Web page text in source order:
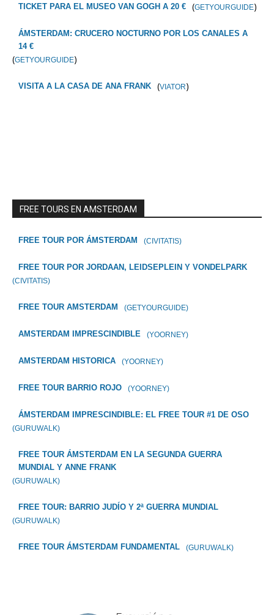
TICKET PARA EL MUSEO VAN GOGH A 20 € (GETYOURGUIDE)
ÁMSTERDAM: CRUCERO NOCTURNO POR LOS CANALES A
14 €
(GETYOURGUIDE)
VISITA A LA CASA DE ANA FRANK (VIATOR)
FREE TOURS EN AMSTERDAM
FREE TOUR POR ÁMSTERDAM (CIVITATIS)
FREE TOUR POR JORDAAN, LEIDSEPLEIN Y VONDELPARK
(CIVITATIS)
FREE TOUR AMSTERDAM (GETYOURGUIDE)
AMSTERDAM IMPRESCINDIBLE (YOORNEY)
AMSTERDAM HISTORICA (YOORNEY)
FREE TOUR BARRIO ROJO (YOORNEY)
ÁMSTERDAM IMPRESCINDIBLE: EL FREE TOUR #1 DE OSO
(GURUWALK)
FREE TOUR ÁMSTERDAM EN LA SEGUNDA GUERRA
MUNDIAL Y ANNE FRANK
(GURUWALK)
FREE TOUR: BARRIO JUDÍO Y 2ª GUERRA MUNDIAL
(GURUWALK)
FREE TOUR ÁMSTERDAM FUNDAMENTAL (GURUWALK)